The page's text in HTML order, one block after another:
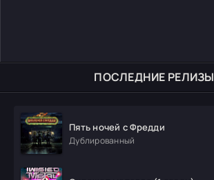
ПОСЛЕДНИЕ РЕЛИЗЫ
Пять ночей с Фредди
Дублированный